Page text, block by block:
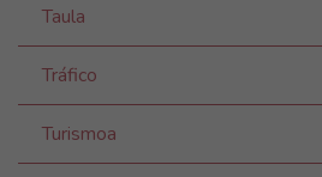
Taula
Tráfico
Turismoa